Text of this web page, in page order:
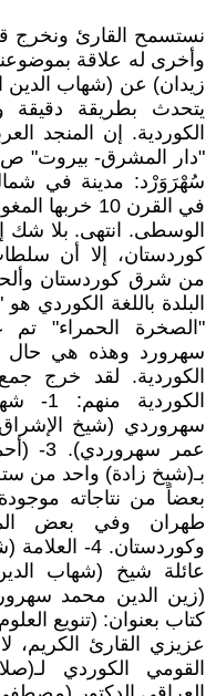
نستسمح القارئ ونخرج
وأخرى له علاقة
زيدان) عن (شهاب الدين
يتحدث بطريقة دقيقة
سُهْرَوَرْد: مدينة في
في القرن 10
الوسطى. انتهى. بلا شك
كوردستان، إلا أن سلطات
من شرق كوردستان
"الصخرة الحمراء" تم
سهرورد وهذه هي حال
الكوردية. لقد خرج
عمر
بـ(شيخ زادة) واحد من
بعضاً من نتاجاته
طهران وفي بعض
وكوردستان.
(زين الدين محمد
كتاب بعنوان: (تنويع
عزيزي القارئ الكريم،
القومي الكوردي